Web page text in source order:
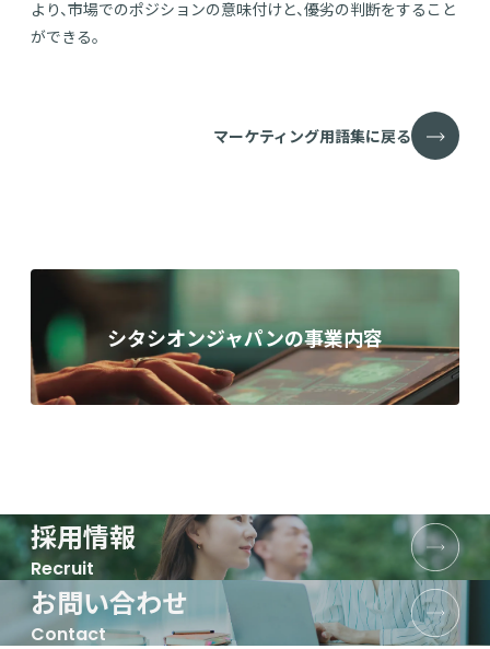
より、市場でのポジションの意味付けと、優劣の判断をすること
ができる。
マーケティング用語集に戻る
シタシオンジャパンの事業内容
採用情報
Recruit
お問い合わせ
Contact